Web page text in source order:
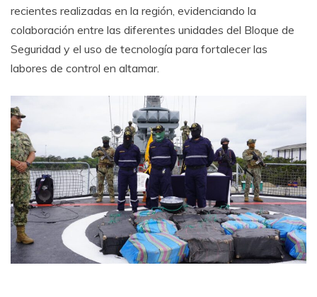
recientes realizadas en la región, evidenciando la
colaboración entre las diferentes unidades del Bloque de
Seguridad y el uso de tecnología para fortalecer las
labores de control en altamar.